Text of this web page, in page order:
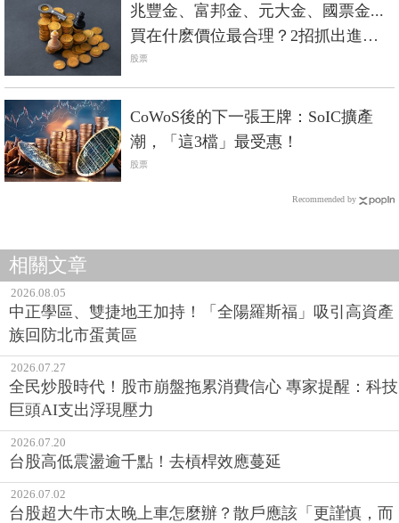
兆豐金、富邦金、元大金、國票金...
買在什麽價位最合理？2招抓出進場
甜美價
股票
CoWoS後的下一張王牌：SoIC擴產
潮，「這3檔」最受惠！
股票
Recommended by
相關文章
2026.08.05
中正學區、雙捷地王加持！「全陽羅斯福」吸引高資產
族回防北市蛋黃區
2026.07.27
全民炒股時代！股市崩盤拖累消費信心 專家提醒：科技
巨頭AI支出浮現壓力
2026.07.20
台股高低震盪逾千點！去槓桿效應蔓延
2026.07.02
台股超大牛市太晚上車怎麼辦？散戶應該「更謹慎，而